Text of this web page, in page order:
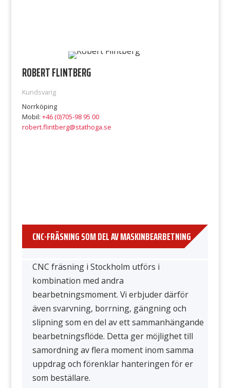
ROBERT FLINTBERG
Kundsvarig
Norrköping
Mobil: +46 (0)705-98 95 00
robert.flintberg@stathoga.se
CNC-FRÄSNING SOM DEL AV MASKINBEARBETNING
CNC fräsning i Stockholm utförs i
kombination med andra
bearbetningsmoment. Vi erbjuder därför
även svarvning, borrning, gängning och
slipning som en del av ett sammanhängande
bearbetningsflöde. Detta ger möjlighet till
samordning av flera moment inom samma
uppdrag och förenklar hanteringen för er
som beställare.